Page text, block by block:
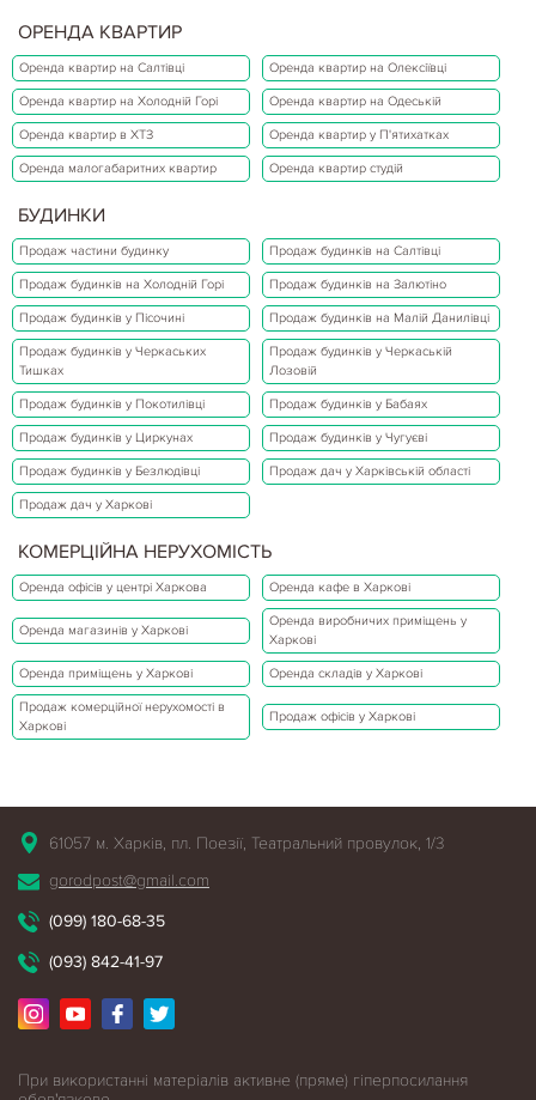
ОРЕНДА КВАРТИР
Оренда квартир на Салтівці Оренда квартир на Олексіївці
Оренда квартир на Холодній Горі Оренда квартир на Одеській
Оренда квартир в ХТЗ Оренда квартир у П'ятихатках
Оренда малогабаритних квартир Оренда квартир студій
БУДИНКИ
Продаж частини будинку Продаж будинків на Салтівці
Продаж будинків на Холодній Горі Продаж будинків на Залютіно
Продаж будинків у Пісочині Продаж будинків на Малій Данилівці
Продаж будинків у Черкаських
Тишках
Продаж будинків у Черкаській
Лозовій
Продаж будинків у Покотилівці Продаж будинків у Бабаях
Продаж будинків у Циркунах Продаж будинків у Чугуєві
Продаж будинків у Безлюдівці Продаж дач у Харківській області
Продаж дач у Харкові
КОМЕРЦІЙНА НЕРУХОМІСТЬ
Оренда офісів у центрі Харкова Оренда кафе в Харкові
Оренда магазинів у Харкові
Оренда виробничих приміщень у
Харкові
Оренда приміщень у Харкові Оренда складів у Харкові
Продаж комерційної нерухомості в
Харкові
Продаж офісів у Харкові
61057 м. Харків, пл. Поезії, Театральний провулок, 1/3
gorodpost@gmail.com
(099) 180-68-35
(093) 842-41-97
При використанні матеріалів активне (пряме) гіперпосилання